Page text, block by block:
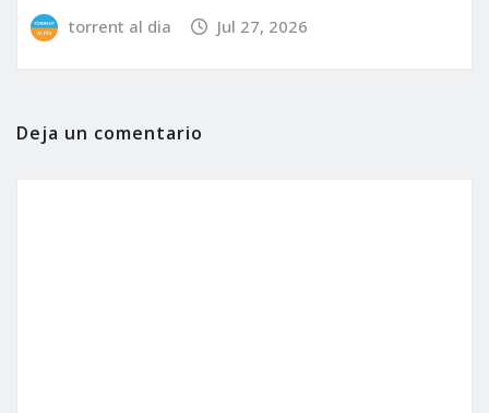
torrent al dia Jul 27, 2026
Deja un comentario